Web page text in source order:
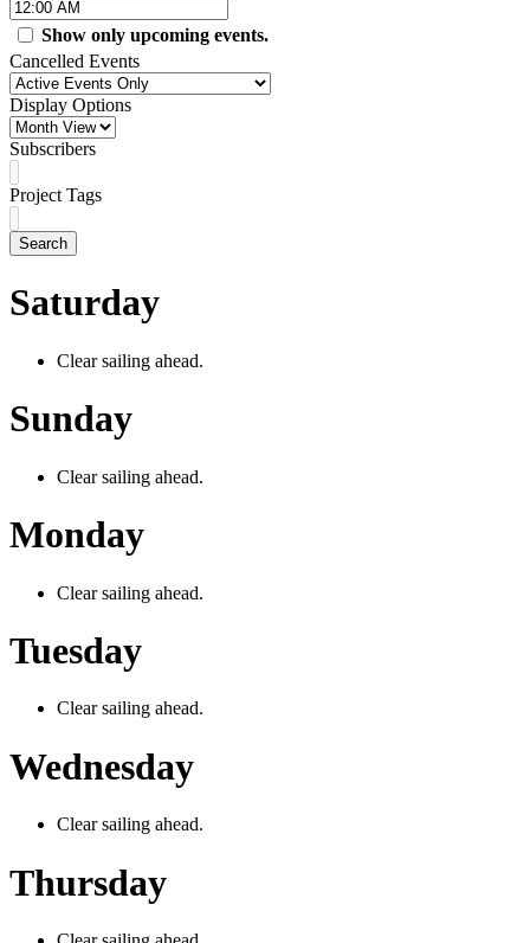
Show only upcoming events.
Cancelled Events
Display Options
Subscribers
Project Tags
Search
Saturday
Clear sailing ahead.
Sunday
Clear sailing ahead.
Monday
Clear sailing ahead.
Tuesday
Clear sailing ahead.
Wednesday
Clear sailing ahead.
Thursday